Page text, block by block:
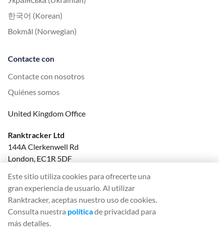
한국어 (Korean)
Bokmål (Norwegian)
Contacte con
Contacte con nosotros
Quiénes somos
United Kingdom Office
Ranktracker Ltd
144A Clerkenwell Rd
London, EC1R 5DF
felix@ranktracker.com
2015 -
Este sitio utiliza cookies para ofrecerte una
gran experiencia de usuario. Al utilizar
Ranktracker, aceptas nuestro uso de cookies.
Consulta nuestra políticade privacidad para
más detalles.